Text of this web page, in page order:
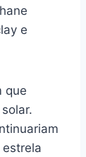
e
que